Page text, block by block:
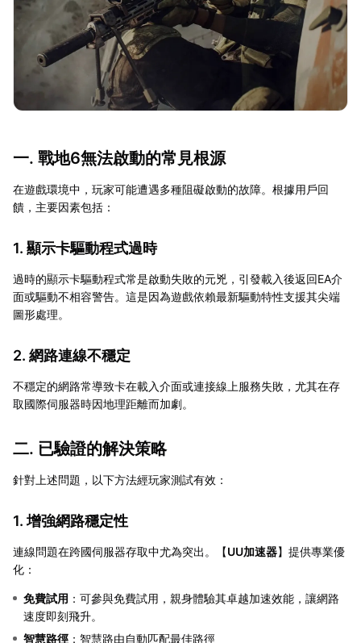
一. 戰地6無法啟動的常見根源
在遊戲環境中，玩家可能遭遇多種阻礙啟動的故障。根據用戶回
饋，主要因素包括：
1. 顯示卡驅動程式過時
過時的顯示卡驅動程式常是啟動失敗的元兇，引發載入後返回EA介
面或驅動不相容警告。這是因為遊戲依賴最新驅動特性支援其尖端
圖形處理。
2. 網路連線不穩定
不穩定的網路常導致卡在載入介面或連接線上服務失敗，尤其在存
取國際伺服器時因地理距離而加劇。
二. 已驗證的解決策略
針對上述問題，以下方法經玩家測試有效：
1. 增強網路穩定性
連線問題在跨國伺服器存取中尤為突出。【UU加速器】提供專業優
化：
免費試用 ：可參與免費試用，親身體驗其卓越加速效能，讓網路
速度即刻飛升。
智慧路徑 ：智慧路由自動匹配最佳路徑